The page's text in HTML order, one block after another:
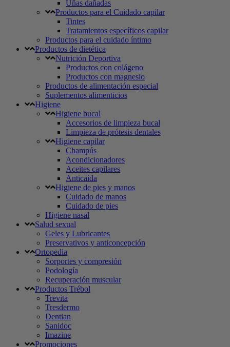
Uñas dañadas
Productos para el Cuidado capilar
Tintes
Tratamientos específicos capilar
Productos para el cuidado íntimo
Productos de dietética
Nutrición Deportiva
Productos con colágeno
Productos con magnesio
Productos de alimentación especial
Suplementos alimenticios
Higiene
Higiene bucal
Accesorios de limpieza bucal
Limpieza de prótesis dentales
Higiene capilar
Champús
Acondicionadores
Aceites capilares
Anticaída
Higiene de pies y manos
Cuidado de manos
Cuidado de pies
Higiene nasal
Salud sexual
Geles y Lubricantes
Preservativos y anticoncepción
Ortopedia
Sorportes y compresión
Podología
Recuperación muscular
Productos Trébol
Trevita
Tresdermo
Dentian
Sanidoc
Imazine
Promociones